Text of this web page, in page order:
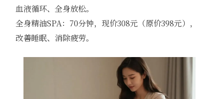
血液循环、全身放松。
全身精油SPA：70分钟，现价308元（原价398元），
改善睡眠、消除疲劳。